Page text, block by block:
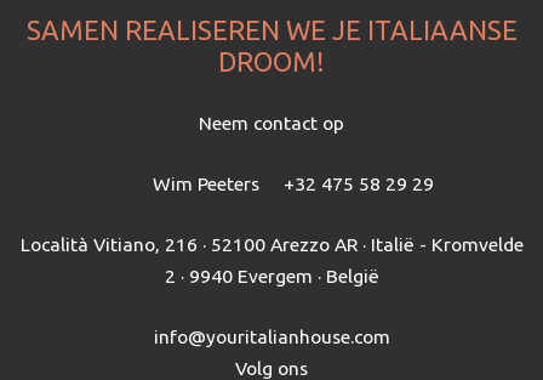
SAMEN REALISEREN WE JE ITALIAANSE
DROOM!
Neem contact op
Wim Peeters +32 475 58 29 29
Località Vitiano, 216 · 52100 Arezzo AR · Italië - Kromvelde
2 · 9940 Evergem · België
info@youritalianhouse.com
Volg ons